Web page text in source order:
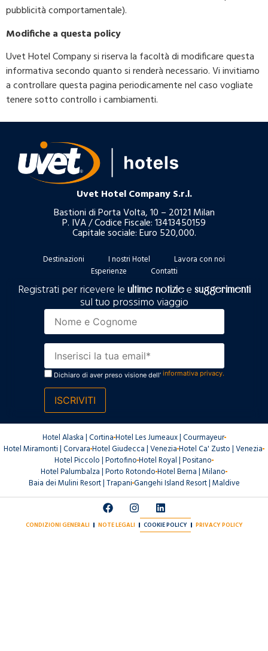
pubblicità comportamentale).
Modifiche a questa policy
Uvet Hotel Company si riserva la facoltà di modificare questa
informativa secondo quanto si renderà necessario. Vi invitiamo
a controllare questa pagina periodicamente nel caso vogliate
tenere sotto controllo i cambiamenti.
Uvet Hotel Company S.r.l.
Bastioni di Porta Volta, 10 – 20121 Milan
P. IVA / Codice Fiscale: 13413450159
Capitale sociale: Euro 520,000.
Destinazioni I nostri Hotel
Lavora con noi
Esperienze
Contatti
Registrati per ricevere le ultime notiziee suggerimenti
sul tuo prossimo viaggio
Dichiaro di aver preso visione dell’ informativa privacy.
ISCRIVITI
Hotel Alaska | CortinaHotel Les Jumeaux | Courmayeur
Hotel Miramonti | CorvaraHotel Giudecca | VeneziaHotel Ca' Zusto | Venezia
Hotel Piccolo | PortofinoHotel Royal | Positano
Hotel Palumbalza | Porto RotondoHotel Berna | Milano
Baia dei Mulini Resort | TrapaniGangehi Island Resort | Maldive
CONDIZIONI GENERALI NOTE LEGALI COOKIE POLICY PRIVACY POLICY